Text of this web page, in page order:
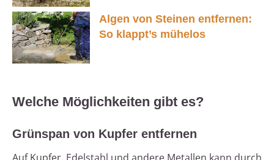
Algen von Steinen entfernen:
So klappt’s mühelos
Welche Möglichkeiten gibt es?
Grünspan von Kupfer entfernen